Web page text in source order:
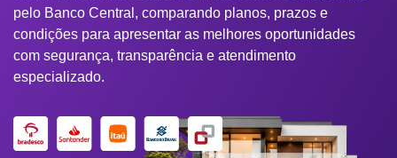
pelo Banco Central, comparando planos, prazos e
condições para apresentar as melhores oportunidades
com segurança, transparência e atendimento
especializado.